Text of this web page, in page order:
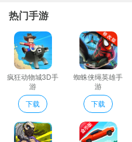
【健康管家】去什么医院挂什么
【妇幼保健】提供宝宝智能的疫
记录等功能让宝宝不错过每一次
托付我们全力以赴！
【健康管家】去什么医院挂什么
些专业问题健康管家给你专业的答
您可通过完善医生个人信息更加
绍擅长疾病等专业信息更加系统
热门手游
疯狂动物城3D手
游
下载
蜘蛛侠绳英雄手
游
下载